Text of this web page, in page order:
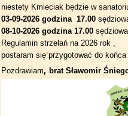
niestety Kmieciak będzie w
03-09-2026 godzina 17.00
08-10-2026 godzina 17.00
Regulamin strzelań na 2026 rok ,
postaram się przygotować do
Pozdrawiam, brat Sławomir